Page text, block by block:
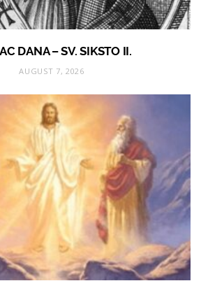
DANA – SV. SIKSTO II.
AUGUST 7, 2026